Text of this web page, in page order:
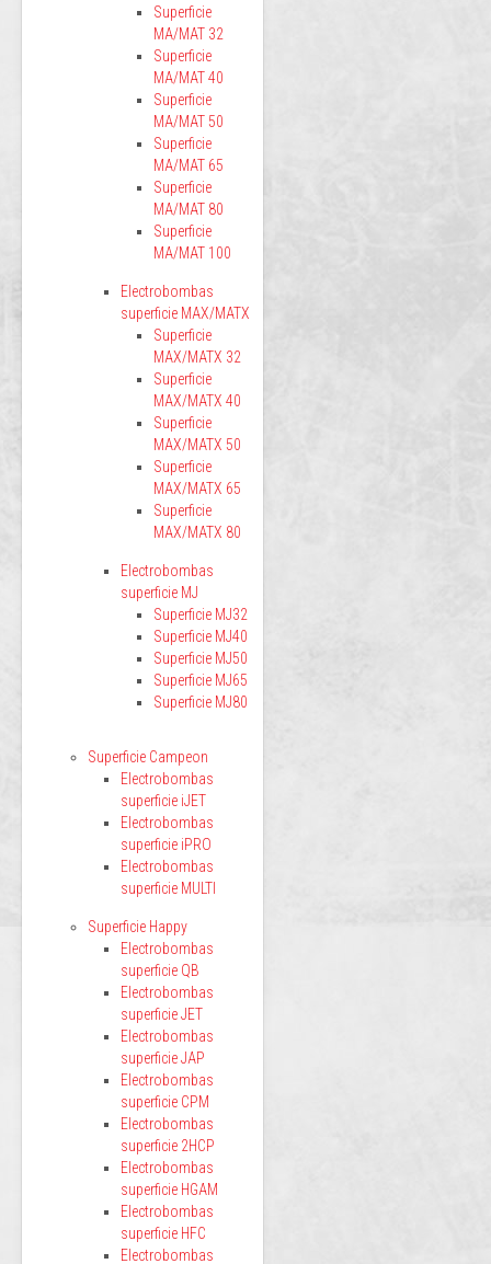
Superficie
MA/MAT 32
Superficie
MA/MAT 40
Superficie
MA/MAT 50
Superficie
MA/MAT 65
Superficie
MA/MAT 80
Superficie
MA/MAT 100
Electrobombas
superficie MAX/MATX
Superficie
MAX/MATX 32
Superficie
MAX/MATX 40
Superficie
MAX/MATX 50
Superficie
MAX/MATX 65
Superficie
MAX/MATX 80
Electrobombas
superficie MJ
Superficie MJ32
Superficie MJ40
Superficie MJ50
Superficie MJ65
Superficie MJ80
Superficie Campeon
Electrobombas
superficie iJET
Electrobombas
superficie iPRO
Electrobombas
superficie MULTI
Superficie Happy
Electrobombas
superficie QB
Electrobombas
superficie JET
Electrobombas
superficie JAP
Electrobombas
superficie CPM
Electrobombas
superficie 2HCP
Electrobombas
superficie HGAM
Electrobombas
superficie HFC
Electrobombas